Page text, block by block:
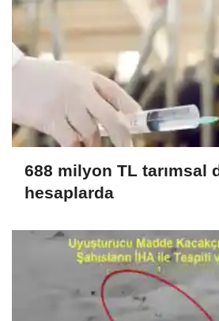
688 milyon TL tarımsal
hesaplarda